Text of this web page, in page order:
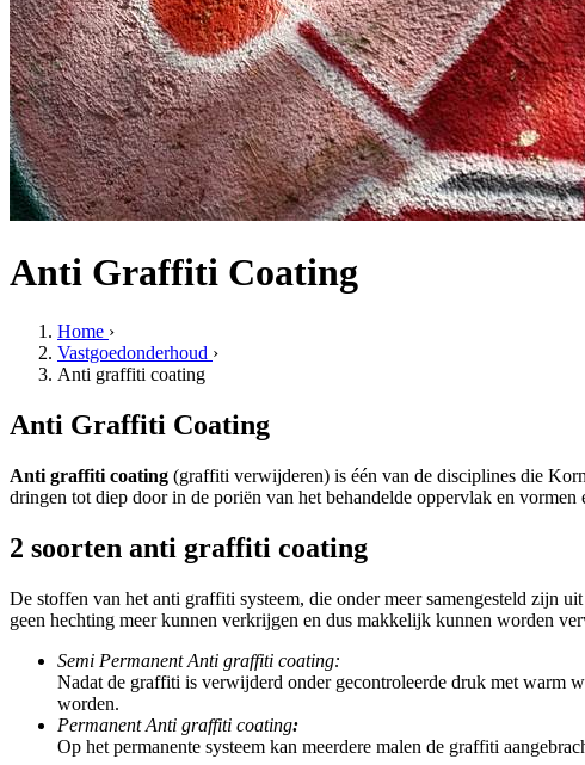
Anti Graffiti Coating
Home ›
Vastgoedonderhoud ›
Anti graffiti coating
Anti Graffiti Coating
Anti graffiti coating (graffiti verwijderen) is één van de disciplines die
dringen tot diep door in de poriën van het behandelde oppervlak en
2 soorten anti graffiti coating
De stoffen van het anti graffiti systeem, die onder meer samengesteld zijn
geen hechting meer kunnen verkrijgen en dus makkelijk kunnen worden
Semi Permanent Anti graffiti coating:
Nadat de graffiti is verwijderd onder gecontroleerde druk met warm
worden.
Permanent Anti graffiti coating:
Op het permanente systeem kan meerdere malen de graffiti